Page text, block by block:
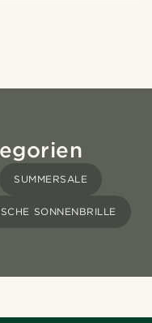
SUMMERSALE
SONNENBRILLE